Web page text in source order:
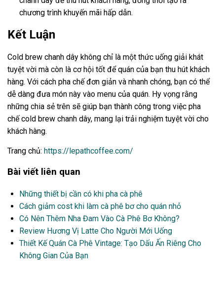
chương trình khuyến mãi hấp dẫn.
Kết Luận
Cold brew chanh dây không chỉ là một thức uống giải khát
tuyệt vời mà còn là cơ hội tốt để quán của bạn thu hút khách
hàng. Với cách pha chế đơn giản và nhanh chóng, bạn có thể
dễ dàng đưa món này vào menu của quán. Hy vọng rằng
những chia sẻ trên sẽ giúp bạn thành công trong việc pha
chế cold brew chanh dây, mang lại trải nghiệm tuyệt vời cho
khách hàng.
Trang chủ: https://lepathcoffee.com/
Bài viết liên quan
Những thiết bị cần có khi pha cà phê
Cách giảm cost khi làm cà phê bơ cho quán nhỏ
Có Nên Thêm Nha Đam Vào Cà Phê Bơ Không?
Review Hương Vị Latte Cho Người Mới Uống
Thiết Kế Quán Cà Phê Vintage: Tạo Dấu Ấn Riêng Cho
Không Gian Của Bạn